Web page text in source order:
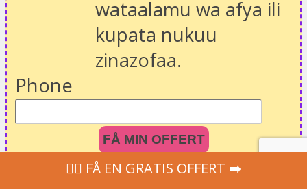
wataalamu wa afya ili
kupata nukuu
zinazofaa.
Phone
FÅ MIN OFFERT
‍👩‍⚕ FÅ EN GRATIS OFFERT ➡️